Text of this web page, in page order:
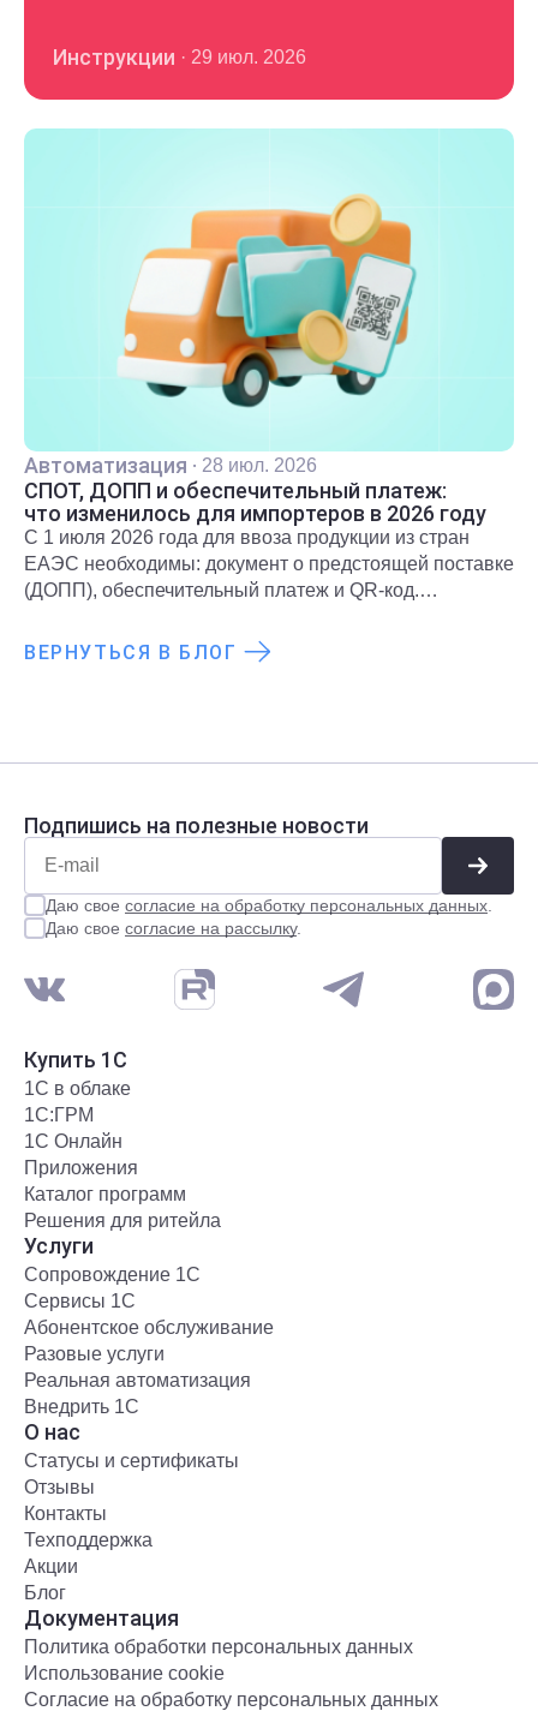
Инструкции · 29 июл. 2026
Автоматизация · 28 июл. 2026
СПОТ, ДОПП и обеспечительный платеж:
что изменилось для импортеров в 2026 году
С 1 июля 2026 года для ввоза продукции из стран
ЕАЭС необходимы: документ о предстоящей поставке
(ДОПП), обеспечительный платеж и QR-код.
рассказали в статье.
ВЕРНУТЬСЯ В БЛОГ
Подпишись на полезные новости
Даю свое согласие на обработку персональных данных
Даю свое согласие на рассылку.
Купить 1С
1С в облаке
1С:ГРМ
1С Онлайн
Приложения
Каталог программ
Решения для ритейла
Услуги
Сопровождение 1С
Сервисы 1С
Абонентское обслуживание
Разовые услуги
Реальная автоматизация
Внедрить 1С
О нас
Статусы и сертификаты
Отзывы
Контакты
Техподдержка
Акции
Блог
Документация
Политика обработки персональных данных
Использование cookie
Согласие на обработку персональных данных